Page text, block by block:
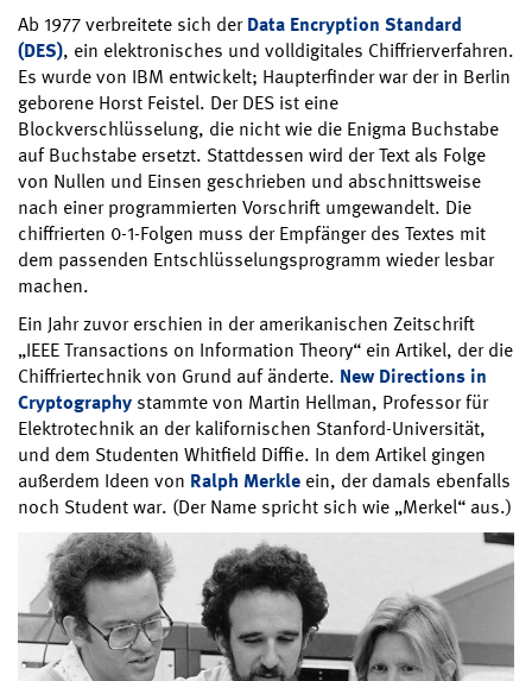
Ab 1977 verbreitete sich derData Encryption Standard
(DES), ein elektronisches und volldigitales Chiffrierverfahren.
Es wurde von IBM entwickelt; Haupterfinder war der in Berlin
geborene Horst Feistel. Der DES ist eine
Blockverschlüsselung, die nicht wie die Enigma Buchstabe
auf Buchstabe ersetzt. Stattdessen wird der Text als Folge
von Nullen und Einsen geschrieben und abschnittsweise
nach einer programmierten Vorschrift umgewandelt. Die
chiffrierten 0-1-Folgen muss der Empfänger des Textes mit
dem passenden Entschlüsselungsprogramm wieder lesbar
machen.
Ein Jahr zuvor erschien in der amerikanischen Zeitschrift
„IEEE Transactions on Information Theory“ ein Artikel, der die
Chiffriertechnik von Grund auf änderte. New Directions in
Cryptography stammte von Martin Hellman, Professor für
Elektrotechnik an der kalifornischen Stanford-Universität,
und dem Studenten Whitfield Diffie. In dem Artikel gingen
außerdem Ideen von Ralph Merkle ein, der damals ebenfalls
noch Student war. (Der Name spricht sich wie „Merkel“ aus.)